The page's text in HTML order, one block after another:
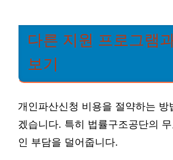
다른 지원 프로그램
보기
개인파산신청 비용을 절약하는 방
겠습니다. 특히 법률구조공단의
인 부담을 덜어줍니다.